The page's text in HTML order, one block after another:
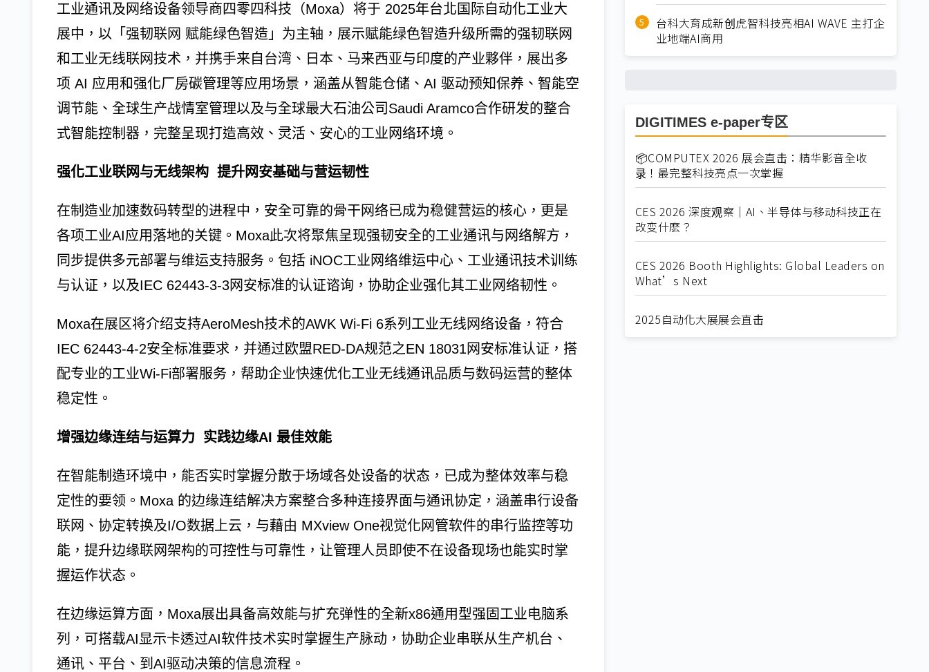
工业通讯及网络设备领导商四零四科技（Moxa）将于 2025年台北国际自动化工业大
展中，以「强韧联网 赋能绿色智造」为主轴，展示赋能绿色智造升级所需的强韧联网
和工业无线联网技术，并携手来自台湾、日本、马来西亚与印度的产业夥伴，展出多
项 AI 应用和强化厂房碳管理等应用场景，涵盖从智能仓储、AI 驱动预知保养、智能空
调节能、全球生产战情室管理以及与全球最大石油公司Saudi Aramco合作研发的整合
式智能控制器，完整呈现打造高效、灵活、安心的工业网络环境。
强化工业联网与无线架构 提升网安基础与营运韧性
在制造业加速数码转型的进程中，安全可靠的骨干网络已成为稳健营运的核心，更是
各项工业AI应用落地的关键。Moxa此次将聚焦呈现强韧安全的工业通讯与网络解方，
同步提供多元部署与维运支持服务。包括 iNOC工业网络维运中心、工业通讯技术训练
与认证，以及IEC 62443-3-3网安标准的认证谘询，协助企业强化其工业网络韧性。
Moxa在展区将介绍支持AeroMesh技术的AWK Wi-Fi 6系列工业无线网络设备，符合
IEC 62443-4-2安全标准要求，并通过欧盟RED-DA规范之EN 18031网安标准认证，搭
配专业的工业Wi-Fi部署服务，帮助企业快速优化工业无线通讯品质与数码运营的整体
稳定性。
增强边缘连结与运算力 实践边缘AI 最佳效能
在智能制造环境中，能否实时掌握分散于场域各处设备的状态，已成为整体效率与稳
定性的要领。Moxa 的边缘连结解决方案整合多种连接界面与通讯协定，涵盖串行设备
联网、协定转换及I/O数据上云，与藉由 MXview One视觉化网管软件的串行监控等功
能，提升边缘联网架构的可控性与可靠性，让管理人员即使不在设备现场也能实时掌
握运作状态。
在边缘运算方面，Moxa展出具备高效能与扩充弹性的全新x86通用型强固工业电脑系
列，可搭载AI显示卡透过AI软件技术实时掌握生产脉动，协助企业串联从生产机台、
通讯、平台、到AI驱动决策的信息流程。
台科大育成新创虎智科技亮相AI WAVE 主打企
业地端AI商用
DIGITIMES e-paper专区
📦COMPUTEX 2026 展会直击：精华影音全收
录！最完整科技亮点一次掌握
CES 2026 深度观察｜AI、半导体与移动科技正在
改变什麽？
CES 2026 Booth Highlights: Global Leaders on
What’s Next
2025自动化大展展会直击